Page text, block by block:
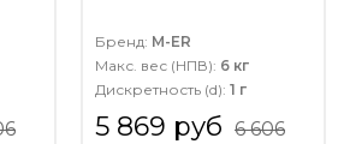
Бренд: M-ER
Макс. вес (НПВ): 6 кг
Дискретность (d): 1 г
5 869 руб 6 606